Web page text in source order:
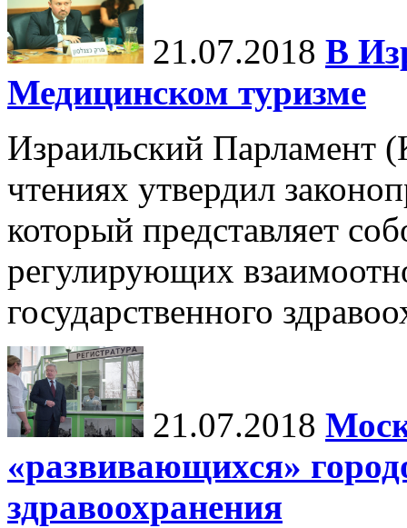
21.07.2018 В
Медицинском туризме
Израильский Парламент
чтениях утвердил
который представляет
регулирующих
государственного
21.07.2018
«развивающихся»
здравоохранения